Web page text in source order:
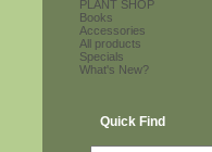
PLANT SHOP
Books
Accessories
All products
Specials
What's New?
Quick Find